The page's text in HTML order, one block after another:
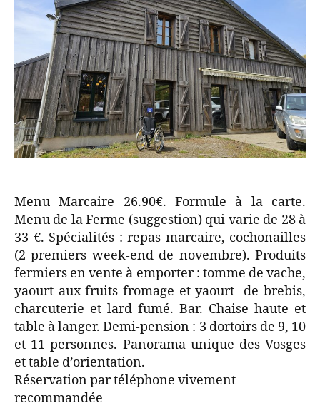
Menu Marcaire 26.90€. Formule à la carte.
Menu de la Ferme (suggestion) qui varie de 28 à
33 €. Spécialités : repas marcaire, cochonailles
(2 premiers week-end de novembre). Produits
fermiers en vente à emporter : tomme de vache,
yaourt aux fruits fromage et yaourt de brebis,
charcuterie et lard fumé. Bar. Chaise haute et
table à langer. Demi-pension : 3 dortoirs de 9, 10
et 11 personnes. Panorama unique des Vosges
et table d’orientation.
Réservation par téléphone vivement
recommandée